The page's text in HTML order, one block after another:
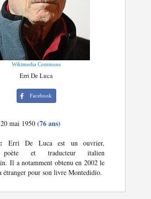
Wikimedia Commons
Erri De Luca
Facebook
20 mai 1950(76 ans)
Erri De Luca est un ouvrier,
poète et traducteur italien
Il a notamment obtenu en 2002 le
étranger pour son livre Montedidio.